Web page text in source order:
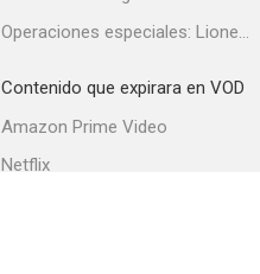
Operaciones especiales: Lioness
Contenido que expirara en VOD
Amazon Prime Video
Netflix